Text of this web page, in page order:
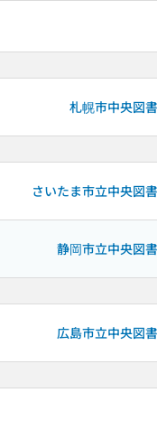
札幌市中央図
さいたま市立中央図
静岡市立中央図
広島市立中央図